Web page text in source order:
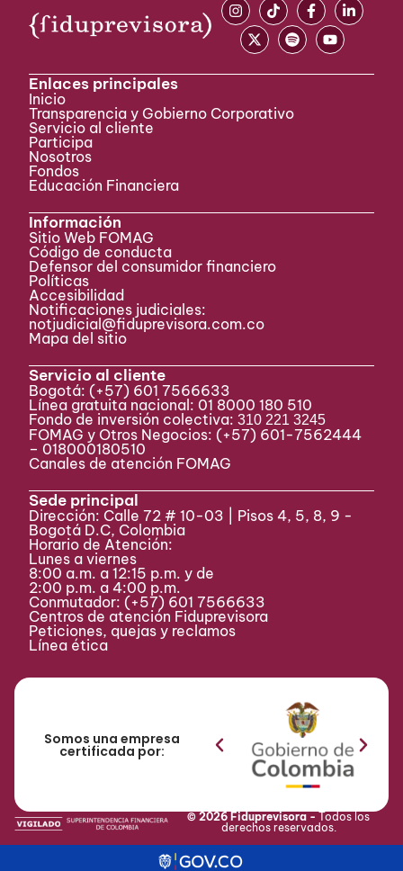
Enlaces principales
Inicio
Transparencia y Gobierno Corporativo
Servicio al cliente
Participa ​
Nosotros
Fondos
Educación Financiera
Información
Sitio Web FOMAG
Código de conducta
Defensor del consumidor financiero
Políticas
Accesibilidad
Notificaciones judiciales:
notjudicial@fiduprevisora.com.co
Mapa del sitio
Servicio al cliente
Bogotá: (+57) 601 7566633
Línea gratuita nacional: 01 8000 180 510
Fondo de inversión colectiva:310 221 3245
FOMAG y Otros Negocios: (+57) 601-7562444
– 018000180510
Canales de atención FOMAG
Sede principal
Dirección: Calle 72 # 10-03 | Pisos 4, 5, 8, 9 -
Bogotá D.C, Colombia
Horario de Atención:
Lunes a viernes
8:00 a.m. a 12:15 p.m. y de
2:00 p.m. a 4:00 p.m.
Conmutador: (+57) 601 7566633
Centros de atención Fiduprevisora
Peticiones, quejas y reclamos
Línea ética
Somos una empresa
certificada por:
© 2026 Fiduprevisora -Todos los
derechos reservados.